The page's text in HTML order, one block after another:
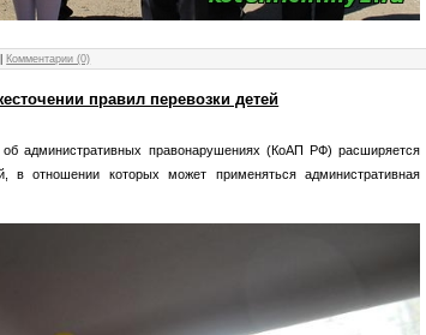
Комментарии (0)
правил перевозки детей
административных правонарушениях (КоАП РФ) расширяется
в отношении которых может применяться административная